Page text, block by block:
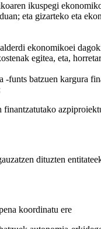
ikuspegi
eta gizarteko eta
ekonomikoei
egitea, eta,
funts batzuen kargura
dituzten
koordinatu ere